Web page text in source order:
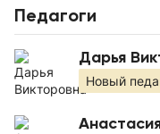
Педагоги
Дарья
Новый